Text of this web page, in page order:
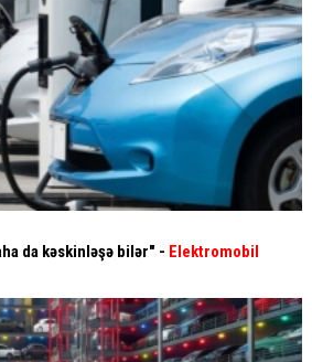
da kəskinləşə bilər" - Elektromobil